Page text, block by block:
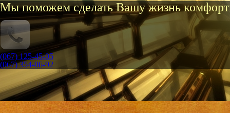
Мы поможем сделать Вашу жизнь
(067) 125-45-05
(067) 354-06-92